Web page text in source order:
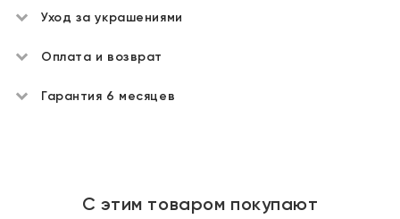
Уход за украшениями
Оплата и возврат
Гарантия 6 месяцев
С этим товаром покупают